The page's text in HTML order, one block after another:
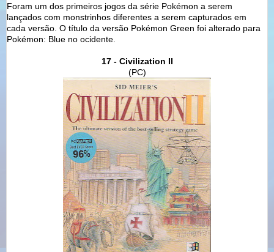
Foram um dos primeiros jogos da série Pokémon a serem
lançados com monstrinhos diferentes a serem capturados em
cada versão. O título da versão Pokémon Green foi alterado para
Pokémon: Blue no ocidente.
17 - Civilization II
(PC)